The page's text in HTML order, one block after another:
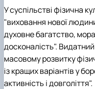
У суспільстві фізична
"виховання нової
духовне багатство,
досконалість". Видатний
масовому розвитку
із кращих варіантів у
активність і довголіття".